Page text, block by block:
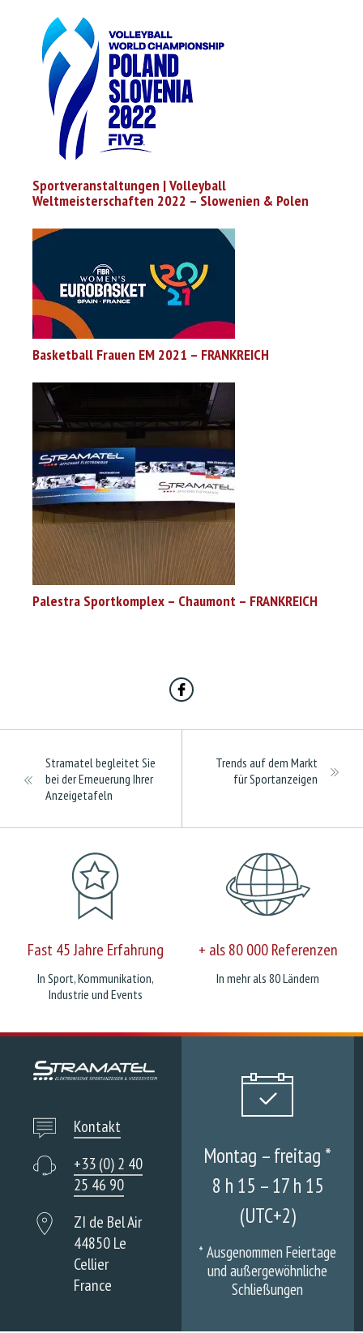
Sportveranstaltungen | Volleyball
Weltmeisterschaften 2022 – Slowenien & Polen
Basketball Frauen EM 2021 – FRANKREICH
Palestra Sportkomplex – Chaumont – FRANKREICH
Stramatel begleitet Sie
bei der Erneuerung Ihrer
Anzeigetafeln
Trends auf dem Markt
für Sportanzeigen
Fast 45 Jahre Erfahrung
In Sport, Kommunikation,
Industrie und Events
+ als 80 000 Referenzen
In mehr als 80 Ländern
Kontakt
+33 (0) 2 40
25 46 90
ZI de Bel Air
44850 Le
Cellier
France
Montag – freitag *
8 h 15 – 17 h 15
(UTC+2)
*Ausgenommen Feiertage
und außergewöhnliche
Schließungen